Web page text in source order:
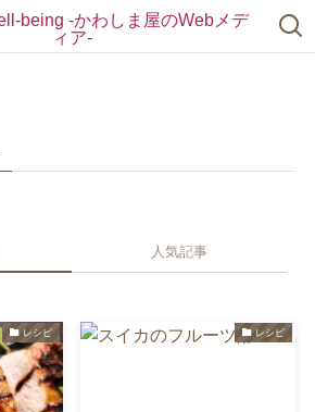
人気記事
レシピ レシピ